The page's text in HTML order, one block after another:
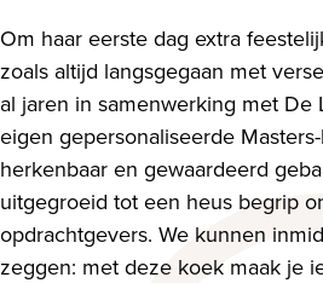
Om haar eerste dag extra
zoals altijd langsgegaan met
al jaren in samenwerking met De
eigen gepersonaliseerde
herkenbaar en gewaardeerd
uitgegroeid tot een heus begrip
opdrachtgevers. We kunnen
zeggen: met deze koek maak je